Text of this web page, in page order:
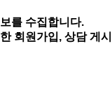
를 수집합니다.
회원가입, 상담 게시